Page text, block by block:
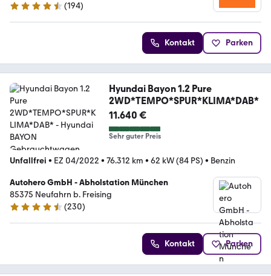
4.6 Sterne
(194)
Kontakt Parken
Hyundai Bayon 1.2 Pure
2WD*TEMPO*SPUR*KLIMA*DAB*
11.640 €
Sehr guter Preis
Unfallfrei • EZ 04/2022 • 76.312 km • 62 kW (84 PS) • Benzin
Autohero GmbH - Abholstation München
85375 Neufahrn b. Freising
4.4 Sterne
(230)
Kontakt Parken